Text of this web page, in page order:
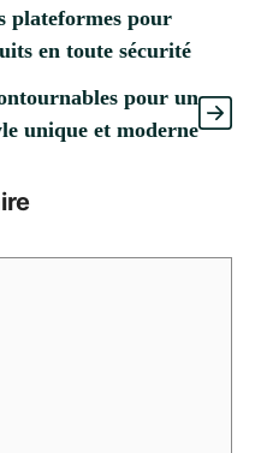
plateformes pour
en toute sécurité
pour un
unique et moderne